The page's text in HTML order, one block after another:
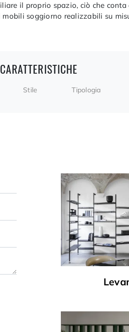
il proprio spazio, ciò che
mobili soggiorno realizzabili su
CARATTERISTICHE
Stile Tipologia